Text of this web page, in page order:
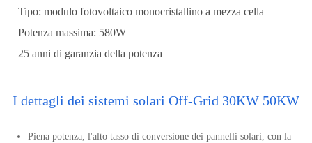
Tipo: modulo fotovoltaico monocristallino a mezza cella
Potenza massima: 580W
25 anni di garanzia della potenza
I dettagli dei sistemi solari Off-Grid 30KW 50KW
Piena potenza, l'alto tasso di conversione dei pannelli solari, con la